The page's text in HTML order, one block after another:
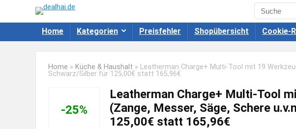
Home Kategorien Preisfehler Shopübersicht Cookie-
Home » Küche & Haushalt » Leatherman Charge+ Multi-Tool mit 19
Schwarz/Silber für 125,00€ statt 165,96€
-25%
Leatherman Charge+ Multi-Tool
(Zange, Messer, Säge, Schere
125,00€ statt 165,96€